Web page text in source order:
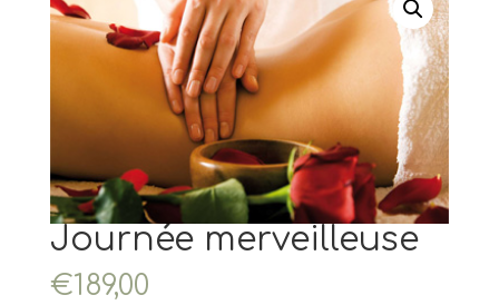
Journée merveilleuse
€189,00